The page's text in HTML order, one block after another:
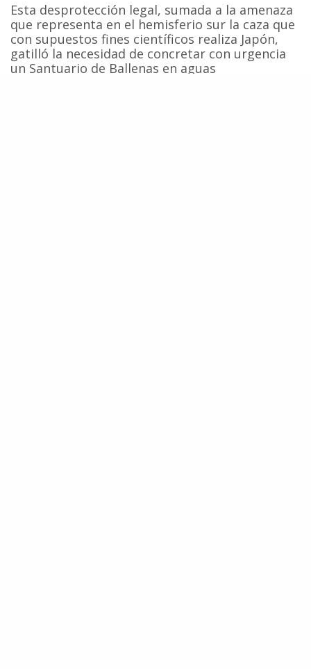
Esta desprotección legal, sumada a la amenaza
que representa en el hemisferio sur la caza que
con supuestos fines científicos realiza Japón,
gatilló la necesidad de concretar con urgencia
un Santuario de Ballenas en aguas